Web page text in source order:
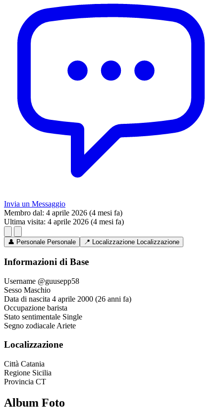
Invia un Messaggio
Membro dal: 4 aprile 2026 (4 mesi fa)
Ultima visita: 4 aprile 2026 (4 mesi fa)
👤 Personale Personale 📍 Localizzazione Localizzazione
Informazioni di Base
Username @guusepp58
Sesso Maschio
Data di nascita 4 aprile 2000 (26 anni fa)
Occupazione barista
Stato sentimentale Single
Segno zodiacale Ariete
Localizzazione
Città Catania
Regione Sicilia
Provincia CT
Album Foto